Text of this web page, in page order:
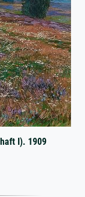
I). 1909